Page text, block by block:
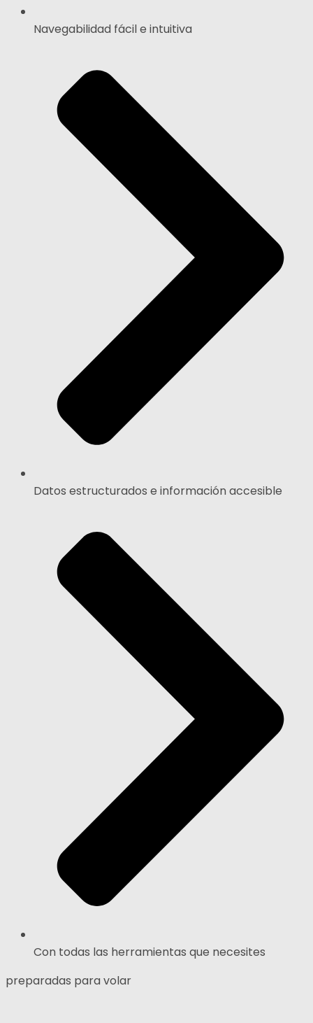
Navegabilidad fácil e intuitiva
Datos estructurados e información accesible
Con todas las herramientas que necesites
preparadas para volar